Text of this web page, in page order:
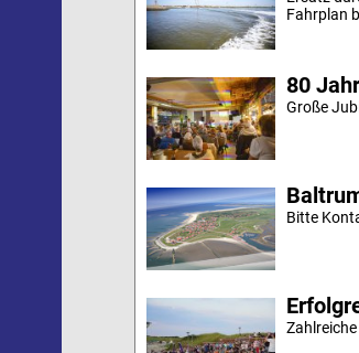
Fahrplan
80
Große
Bitte